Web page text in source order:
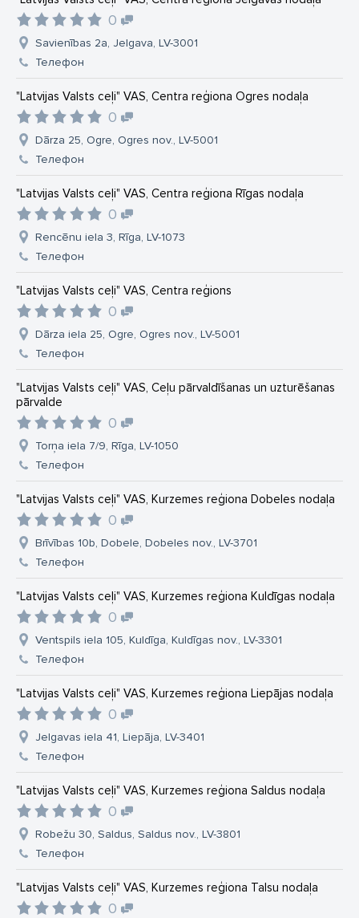
0
Savienības 2a, Jelgava, LV-3001
Телефон
"Latvijas Valsts ceļi" VAS, Centra reģiona Ogres nodaļa
0
Dārza 25, Ogre, Ogres nov., LV-5001
Телефон
"Latvijas Valsts ceļi" VAS, Centra reģiona Rīgas nodaļa
0
Rencēnu iela 3, Rīga, LV-1073
Телефон
"Latvijas Valsts ceļi" VAS, Centra reģions
0
Dārza iela 25, Ogre, Ogres nov., LV-5001
Телефон
"Latvijas Valsts ceļi" VAS, Ceļu pārvaldīšanas un uzturēšanas
pārvalde
0
Torņa iela 7/9, Rīga, LV-1050
Телефон
"Latvijas Valsts ceļi" VAS, Kurzemes reģiona Dobeles nodaļa
0
Brīvības 10b, Dobele, Dobeles nov., LV-3701
Телефон
"Latvijas Valsts ceļi" VAS, Kurzemes reģiona Kuldīgas nodaļa
0
Ventspils iela 105, Kuldīga, Kuldīgas nov., LV-3301
Телефон
"Latvijas Valsts ceļi" VAS, Kurzemes reģiona Liepājas nodaļa
0
Jelgavas iela 41, Liepāja, LV-3401
Телефон
"Latvijas Valsts ceļi" VAS, Kurzemes reģiona Saldus nodaļa
0
Robežu 30, Saldus, Saldus nov., LV-3801
Телефон
"Latvijas Valsts ceļi" VAS, Kurzemes reģiona Talsu nodaļa
0